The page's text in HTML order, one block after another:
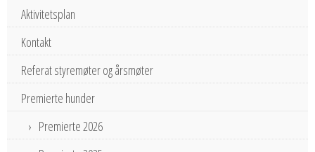
Aktivitetsplan
Kontakt
Referat styremøter og årsmøter
Premierte hunder
Premierte 2026